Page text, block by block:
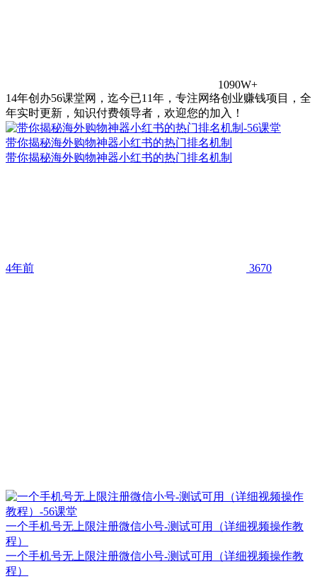
1090W+
14年创办56课堂网，迄今已11年，专注网络创业赚钱项目，全
年实时更新，知识付费领导者，欢迎您的加入！
带你揭秘海外购物神器小红书的热门排名机制
带你揭秘海外购物神器小红书的热门排名机制
4年前 3670
一个手机号无上限注册微信小号-测试可用（详细视频操作教
程）
一个手机号无上限注册微信小号-测试可用（详细视频操作教
程）